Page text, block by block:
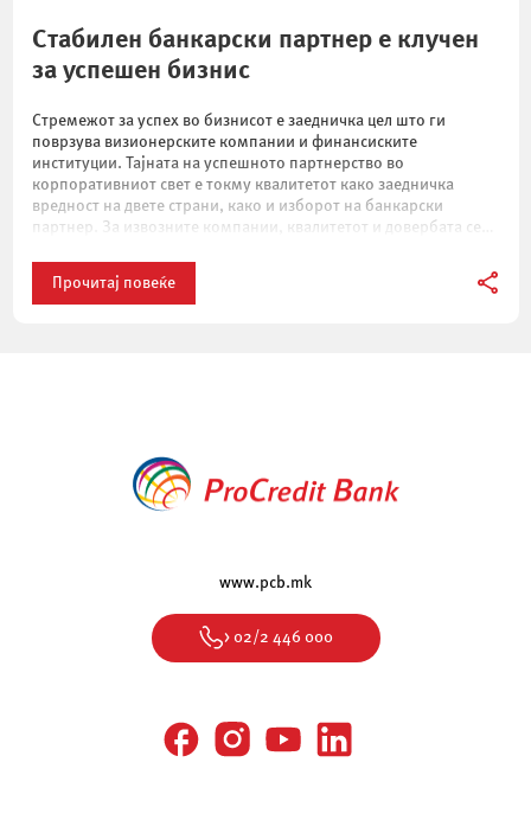
Стабилен банкарски партнер е клучен
за успешен бизнис
Стремежот за успех во бизнисот е заедничка цел што ги
поврзува визионерските компании и финансиските
институции. Тајната на успешното партнерство во
корпоративниот свет е токму квалитетот како заедничка
вредност на двете страни, како и изборот на банкарски
партнер. За извозните компании, квалитетот и довербата се
Прочитај повеќе
www.pcb.mk
> 02/2 446 000